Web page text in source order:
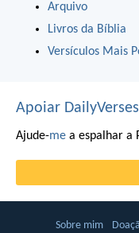
Arquivo
Livros da Bíblia
Versículos Mais
Apoiar
Ajude-me a espalhar a
Sobre mim